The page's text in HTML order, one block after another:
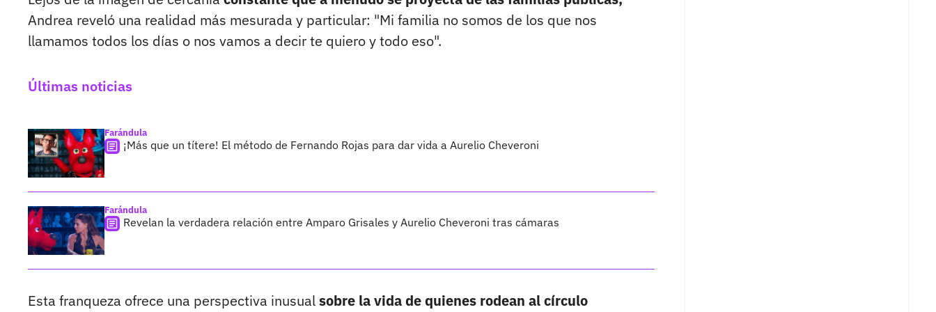
Andrea reveló una realidad más mesurada y particular: "Mi familia no somos de los que nos
llamamos todos los días o nos vamos a decir te quiero y todo eso".
Últimas noticias
Farándula
¡Más que un títere! El método de Fernando Rojas para dar vida a Aurelio Cheveroni
Farándula
Revelan la verdadera relación entre Amparo Grisales y Aurelio Cheveroni tras cámaras
Esta franqueza ofrece una perspectiva inusualsobre la vida de quienes rodean al círculo